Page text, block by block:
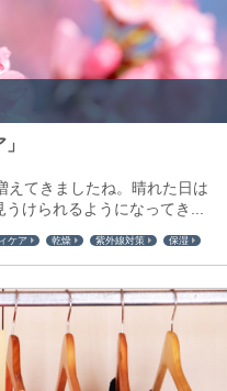
えてきましたね。晴れた日は
けられるようになってき...
ケア 乾燥 紫外線対策 保湿